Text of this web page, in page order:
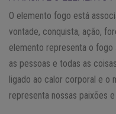
O elemento fogo está
vontade, conquista, ação,
elemento representa o fogo
as pessoas e todas as
ligado ao calor corporal e o
representa nossas paixões